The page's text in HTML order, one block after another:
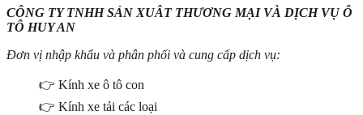
CÔNG TY TNHH SẢN XUÂT THƯƠNG MẠI VÀ DỊCH VỤ Ô
TÔ HUY AN
Đơn vị nhập khẩu và phân phối và cung cấp dịch vụ:
👉 Kính xe ô tô con
👉 Kính xe tải các loại